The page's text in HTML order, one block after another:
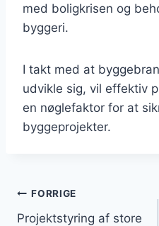
med boligkrisen og
byggeri.
I takt med at
udvikle sig, vil effektiv
en nøglefaktor for at
byggeprojekter.
FORRIGE
Projektstyring af store